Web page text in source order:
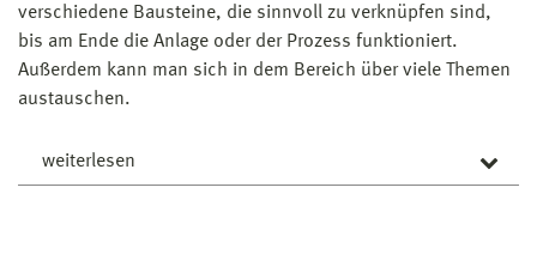
Wo arbeitest du jetzt?
Derzeit arbeite ich für die balticFuelCells GmbH in
Schwerin. Dort konstruiere ich Wasserstoff-
Brennstoffzellen und bin für die Qualität der einzelnen
was bedeutet, dass die Arbeit immer abwechslungsreich
ist. Das Aufgabenspektrum reicht von modernen
verschiedene Bausteine, die sinnvoll zu verknüpfen sind,
bis am Ende die Anlage oder der Prozess funktioniert.
Außerdem kann man sich in dem Bereich über viele Themen
austauschen.
weiterlesen